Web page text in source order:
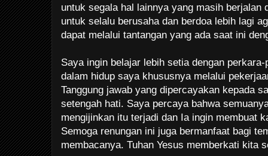
untuk segala hal lainnya yang masih berjalan
untuk selalu berusaha dan berdoa lebih lagi
dapat melalui tantangan yang ada saat ini
Saya ingin belajar lebih setia dengan
dalam hidup saya khususnya melalui
Tanggung jawab yang dipercayakan kepada
setengah hati. Saya percaya bahwa
mengijinkan itu terjadi dan Ia ingin membuat
Semoga renungan ini juga bermanfaat bagi
membacanya. Tuhan Yesus memberkati kita